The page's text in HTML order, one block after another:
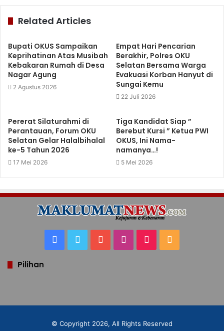
Related Articles
Bupati OKUS Sampaikan
Keprihatinan Atas Musibah
Kebakaran Rumah di Desa
Nagar Agung
2 Agustus 2026
Empat Hari Pencarian
Berakhir, Polres OKU
Selatan Bersama Warga
Evakuasi Korban Hanyut di
Sungai Kemu
22 Juli 2026
Pererat Silaturahmi di
Perantauan, Forum OKU
Selatan Gelar Halalbihalal
ke-5 Tahun 2026
17 Mei 2026
Tiga Kandidat Siap ”
Berebut Kursi ” Ketua PWI
OKUS, Ini Nama-
namanya…!
5 Mei 2026
Facebook
Twitter YouTubeInstagram
TikTok
Pilihan
© Copyright 2026, All Rights Reserved